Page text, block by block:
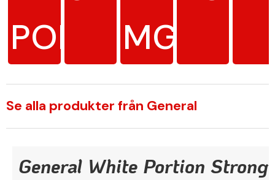
PORTIONMG/G
Se alla produkter från General
General White Portion Strong